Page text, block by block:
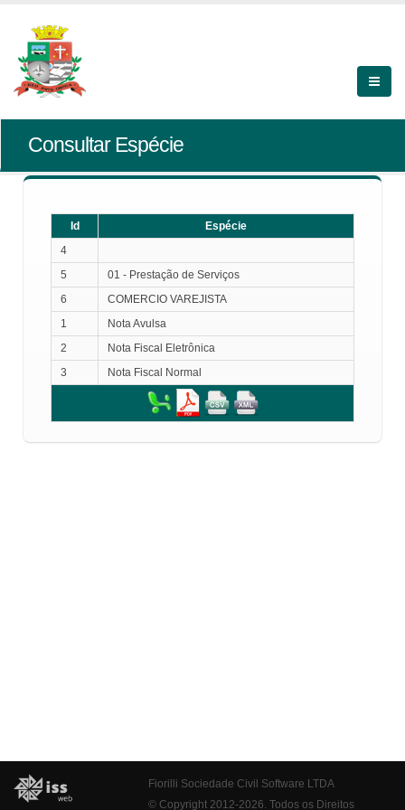
Consultar Espécie
Id
Espécie
4
5
01 - Prestação de Serviços
6
COMERCIO VAREJISTA
1
Nota Avulsa
2
Nota Fiscal Eletrônica
3
Nota Fiscal Normal
Fiorilli Sociedade Civil Software LTDA
© Copyright 2012-2026. Todos os Direitos